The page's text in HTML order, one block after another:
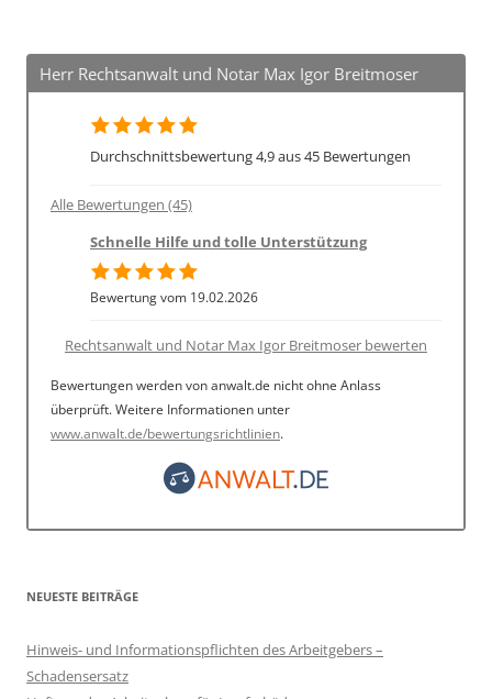
Herr Rechtsanwalt und Notar Max Igor Breitmoser
Durchschnittsbewertung 4,9 aus 45 Bewertungen
Alle Bewertungen (45)
Schnelle Hilfe und tolle Unterstützung
Bewertung vom 19.02.2026
Rechtsanwalt und Notar Max Igor Breitmoser bewerten
Bewertungen werden von anwalt.de nicht ohne Anlass
überprüft. Weitere Informationen unter
www.anwalt.de/bewertungsrichtlinien.
NEUESTE BEITRÄGE
Hinweis- und Informationspflichten des Arbeitgebers –
Schadensersatz